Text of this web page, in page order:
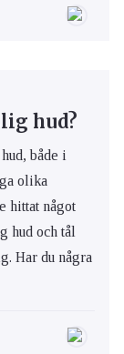
hud?
både i
olika
hittat något
hud och tål
Har du några